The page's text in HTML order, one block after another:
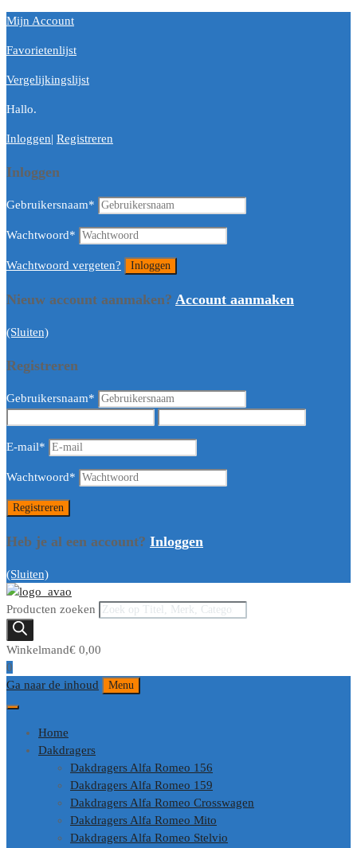
Mijn Account
Favorietenlijst
Vergelijkingslijst
Hallo.
Inloggen| Registreren
Inloggen
Gebruikersnaam*
Wachtwoord*
Wachtwoord vergeten?
Nieuw account aanmaken? Account aanmaken
(Sluiten)
Registreren
Gebruikersnaam*
E-mail*
Wachtwoord*
Heb je al een account? Inloggen
(Sluiten)
Producten zoeken
Winkelmand€ 0,00
0
Ga naar de inhoud
Menu
Home
Dakdragers
Dakdragers Alfa Romeo 156
Dakdragers Alfa Romeo 159
Dakdragers Alfa Romeo Crosswagen
Dakdragers Alfa Romeo Mito
Dakdragers Alfa Romeo Stelvio